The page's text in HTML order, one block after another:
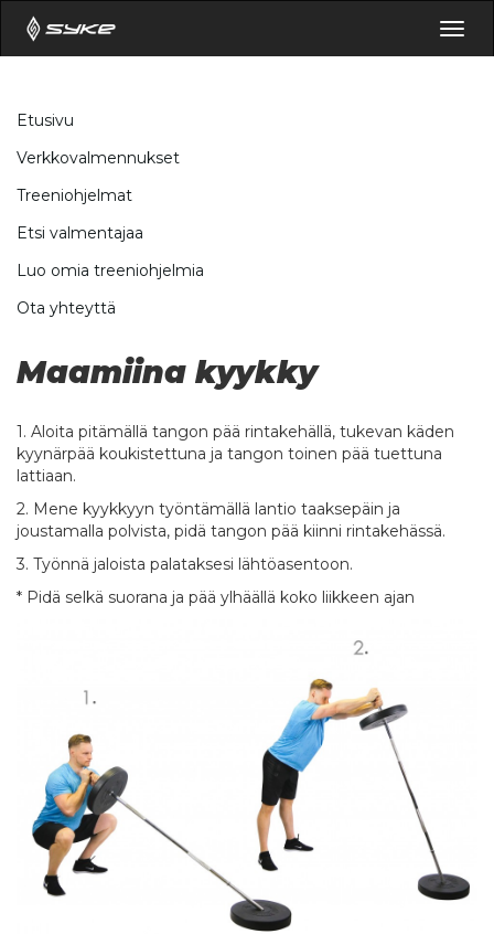
Etusivu
Verkkovalmennukset
Treeniohjelmat
Etsi valmentajaa
Luo omia treeniohjelmia
Ota yhteyttä
Maamiina kyykky
1. Aloita pitämällä tangon pää rintakehällä, tukevan käden
kyynärpää koukistettuna ja tangon toinen pää tuettuna
lattiaan.
2. Mene kyykkyyn työntämällä lantio taaksepäin ja
joustamalla polvista, pidä tangon pää kiinni rintakehässä.
3. Työnnä jaloista palataksesi lähtöasentoon.
* Pidä selkä suorana ja pää ylhäällä koko liikkeen ajan